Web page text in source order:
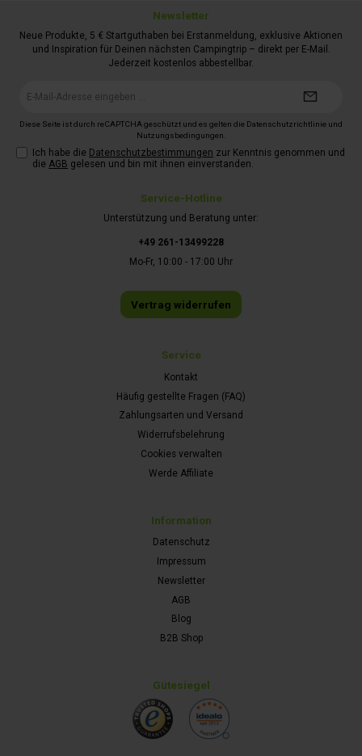
Service-Hotline
Unterstützung und Beratung unter:
+49 261-13499228
Mo-Fr, 10:00 - 17:00 Uhr
Vertrag widerrufen
Service
Kontakt
Häufig gestellte Fragen (FAQ)
Zahlungsarten und Versand
Widerrufsbelehrung
Cookies verwalten
Werde Affiliate
Information
Datenschutz
Impressum
Newsletter
AGB
Blog
B2B Shop
Gütesiegel
Newsletter
Neue Produkte, 5 € Startguthaben bei Erstanmeldung, exklusive Aktionen
und Inspiration für Deinen nächsten Campingtrip – direkt per E-Mail.
Jederzeit kostenlos abbestellbar.
Diese Seite ist durch reCAPTCHA geschützt und es gelten die Datenschutzrichtlinie und
Nutzungsbedingungen.
Ich habe die Datenschutzbestimmungen zur Kenntnis genommen und
die AGB gelesen und bin mit ihnen einverstanden.